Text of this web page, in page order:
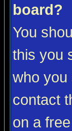
board?
You
this you
who you
contact
on a